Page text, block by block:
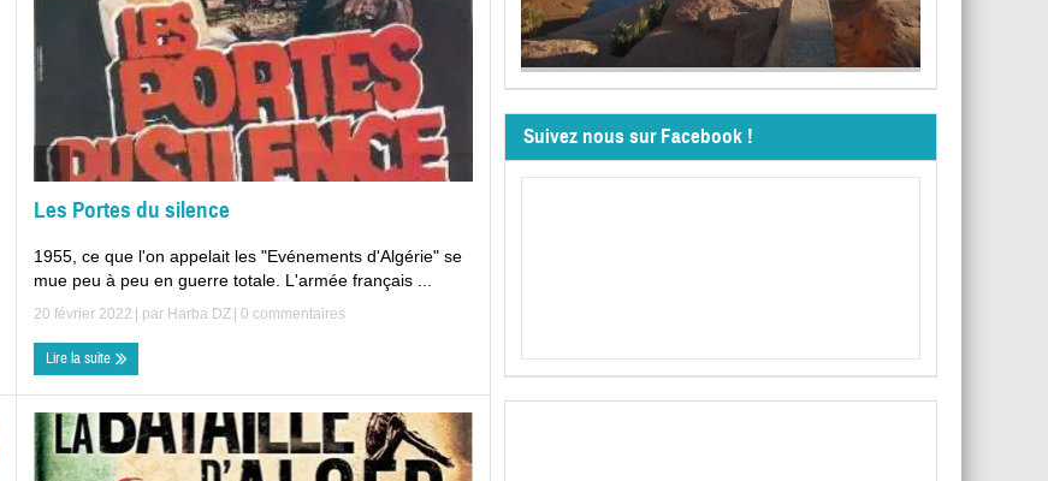
Les Portes du silence
1955, ce que l'on appelait les "Evénements d'Algérie" se
mue peu à peu en guerre totale. L'armée français ...
20 février 2022 | par Harba DZ | 0 commentaires
Lire la suite
Suivez nous sur Facebook !